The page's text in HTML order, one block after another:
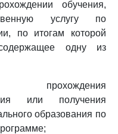
обучения,
услугу по
по итогам которой
одну из
прохождения
или получения
образования по